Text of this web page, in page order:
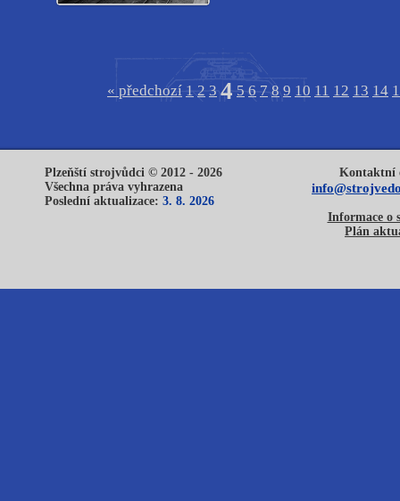
« předchozí 1 2 3 4 5 6 7 8 9 10 11 12 13 14
Plzeňští strojvůdci © 2012 - 2026
Všechna práva vyhrazena
Poslední aktualizace: 3. 8. 2026
Kontaktní
Informace o
Plán